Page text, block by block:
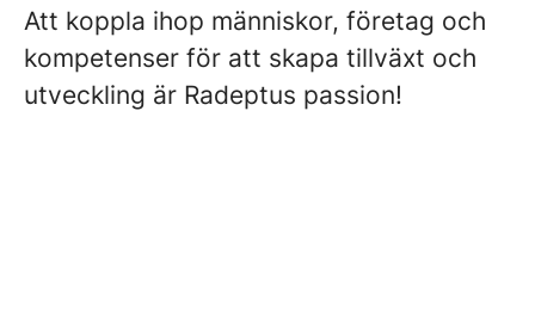
Att koppla ihop människor, företag och
kompetenser för att skapa tillväxt och
utveckling är Radeptus passion!